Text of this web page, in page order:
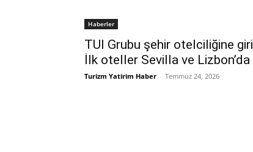
Haberler
TUI Grubu şehir otelciliğine
İlk oteller Sevilla ve Lizbon’da
Turizm Yatirim Haber - Temmuz 24, 2026